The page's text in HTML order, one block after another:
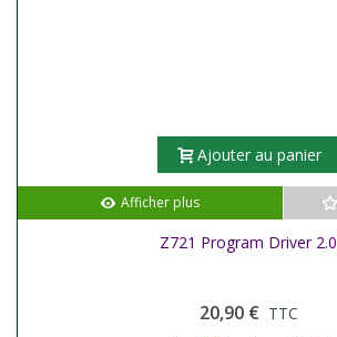
Ajouter au panier
Afficher plus
Z721 Program Driver 2.0
20,90 € TTC